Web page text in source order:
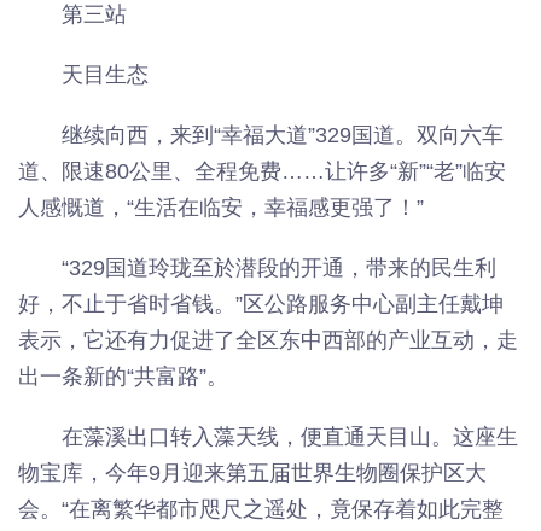
第三站
天目生态
继续向西，来到“幸福大道”329国道。双向六车
道、限速80公里、全程免费……让许多“新”“老”临安
人感慨道，“生活在临安，幸福感更强了！”
“329国道玲珑至於潜段的开通，带来的民生利
好，不止于省时省钱。”区公路服务中心副主任戴坤
表示，它还有力促进了全区东中西部的产业互动，走
出一条新的“共富路”。
在藻溪出口转入藻天线，便直通天目山。这座生
物宝库，今年9月迎来第五届世界生物圈保护区大
会。“在离繁华都市咫尺之遥处，竟保存着如此完整